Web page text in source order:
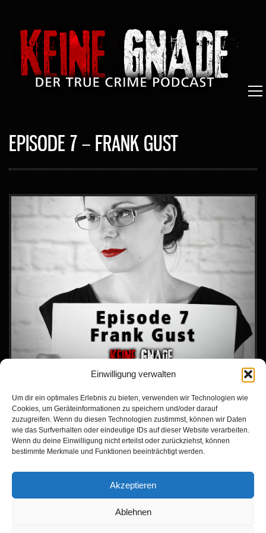
Einwilligung verwalten
Um dir ein optimales Erlebnis zu bieten, verwenden wir Technologien wie
Cookies, um Geräteinformationen zu speichern und/oder darauf
zuzugreifen. Wenn du diesen Technologien zustimmst, können wir Daten
wie das Surfverhalten oder eindeutige IDs auf dieser Website verarbeiten.
Wenn du deine Einwilligung nicht erteilst oder zurückziehst, können
bestimmte Merkmale und Funktionen beeinträchtigt werden.
Akzeptieren
Ablehnen
EPISODE 7 – FRANK GUST
Atem. Frank Gust quält zahlreiche Tiere und vergewaltigt und tötet
Frauen, um dann ihre Leichen auf schockierende Weise zu arrangieren.
Der Familienvater wird mit Hilfe des bekannten TV-Formats
Aktenzeichen XY ungelöst schließlich überführt.
Zur Episode